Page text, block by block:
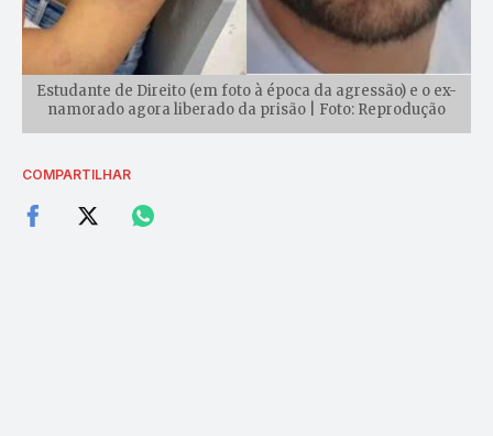
Estudante de Direito (em foto à época da agressão) e o ex-
namorado agora liberado da prisão | Foto: Reprodução
COMPARTILHAR